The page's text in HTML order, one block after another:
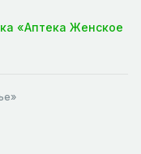
«Аптека Женское